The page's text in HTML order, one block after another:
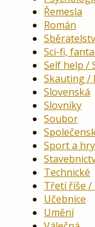
Řemesla
Román
Sci-fi,
Self help /
Skauting /
Slovenská
Slovníky
Soubor
Sport a hry
Technické
Třetí říše /
Učebnice
Umění